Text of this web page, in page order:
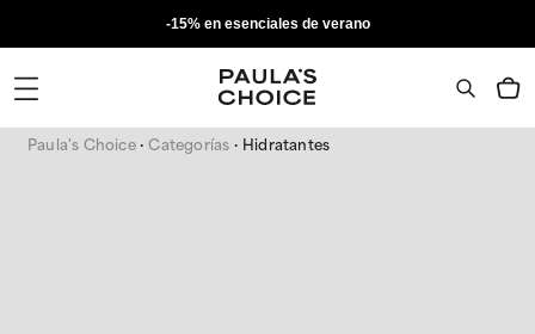
-15% en esenciales de verano
Paula's Choice Categorías Hidratantes